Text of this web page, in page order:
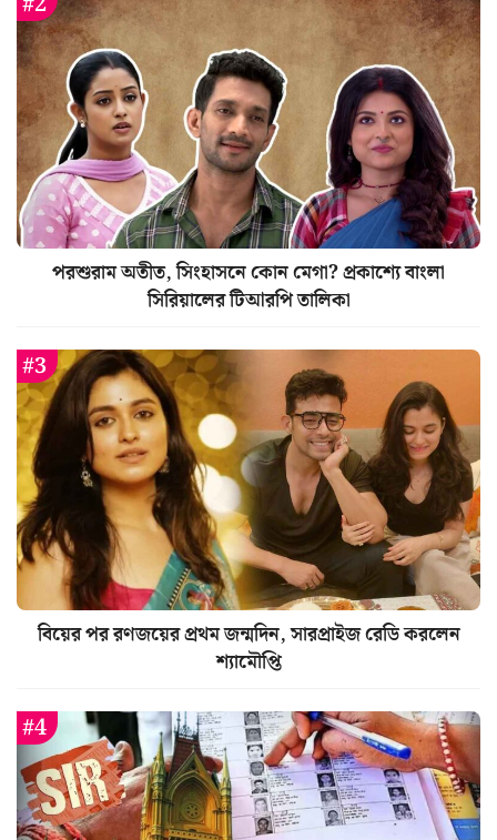
পরশুরাম অতীত, সিংহাসনে কোন মেগা? প্রকাশ্যে বাংলা
সিরিয়ালের টিআরপি তালিকা
বিয়ের পর রণজয়ের প্রথম জন্মদিন, সারপ্রাইজ রেডি করলেন
শ্যামৌপ্তি